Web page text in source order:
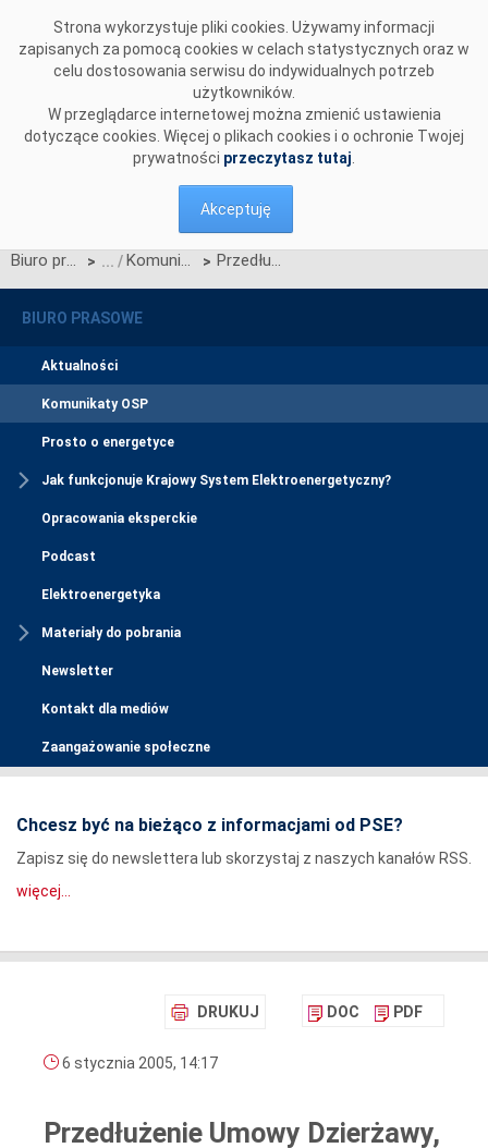
Strona wykorzystuje pliki cookies. Używamy informacji
zapisanych za pomocą cookies w celach statystycznych oraz w
celu dostosowania serwisu do indywidualnych potrzeb
użytkowników.
W przeglądarce internetowej można zmienić ustawienia
dotyczące cookies. Więcej o plikach cookies i o ochronie Twojej
prywatności przeczytasz tutaj
Akceptuję
Biuro prasowe > Komunikaty OSP > Przedłużenie Umowy Dzierżawy, pomiędzy PSE SA a PSE - Operator S.A.
BIURO PRASOWE
Aktualności
Komunikaty OSP
Prosto o energetyce
Jak funkcjonuje Krajowy System Elektroenergetyczny?
Opracowania eksperckie
Podcast
Elektroenergetyka
Materiały do pobrania
Newsletter
Kontakt dla mediów
Zaangażowanie społeczne
Chcesz być na bieżąco z informacjami od PSE?
Zapisz się do newslettera lub skorzystaj z naszych kanałów RSS.
więcej...
DRUKUJ DOC PDF
6 stycznia 2005, 14:17
Przedłużenie Umowy Dzierżawy,